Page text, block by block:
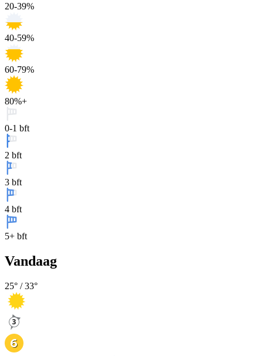
20-39%
40-59%
60-79%
80%+
0-1 bft
2 bft
3 bft
4 bft
5+ bft
Vandaag
25° /33°